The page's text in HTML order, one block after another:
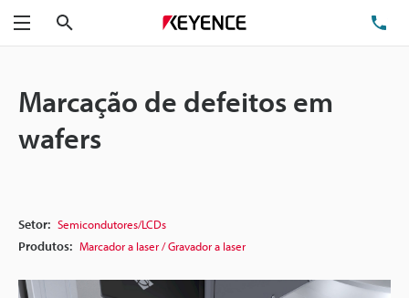
Menu
Marcação de defeitos em
wafers
Setor: Semicondutores/LCDs
Produtos: Marcador a laser / Gravador a laser